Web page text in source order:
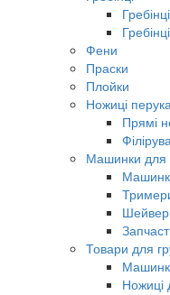
Фени
Праски
Плойки
Ножиці
Прямі
Машинки для
Товари для
Ножиці